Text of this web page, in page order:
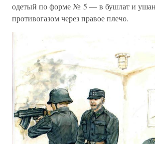
одетый по форме № 5 — в бушлат и
противогазом через правое плечо.